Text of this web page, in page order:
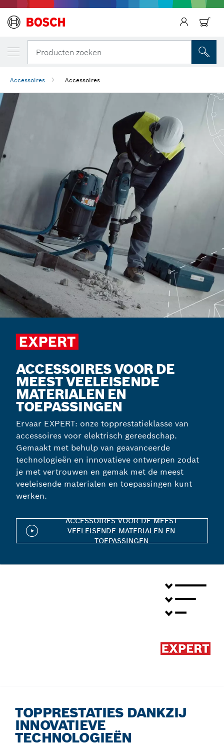
Producten zoeken
Accessoires Accessoires
ACCESSOIRES VOOR DE
MEEST VEELEISENDE
MATERIALEN EN
TOEPASSINGEN
Ervaar EXPERT: onze topprestatieklasse van
accessoires voor elektrisch gereedschap.
Gemaakt met behulp van geavanceerde
technologieën en innovatieve ontwerpen zodat
je met vertrouwen en gemak met de meest
veeleisende materialen en toepassingen kunt
werken.
ACCESSOIRES VOOR DE MEEST
VEELEISENDE MATERIALEN EN
TOEPASSINGEN
TOPPRESTATIES DANKZIJ
INNOVATIEVE
TECHNOLOGIEËN